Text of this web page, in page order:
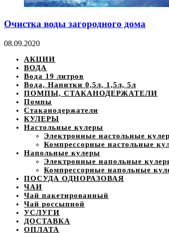
Очистка воды загородного дома
08.09.2020
АКЦИИ
ВОДА
Вода 19 литров
Вода, Напитки 0,5л, 1,5л, 5л
ПОМПЫ, СТАКАНОДЕРЖАТЕЛИ
Помпы
Стаканодержатели
КУЛЕРЫ
Настольные кулеры
Электронные настольные
Компрессорные настольные
Напольные кулеры
Электронные напольные
Компрессорные напольные
ПОСУДА ОДНОРАЗОВАЯ
ЧАИ
Чай пакетированный
Чай россыпной
УСЛУГИ
ДОСТАВКА
ОПЛАТА